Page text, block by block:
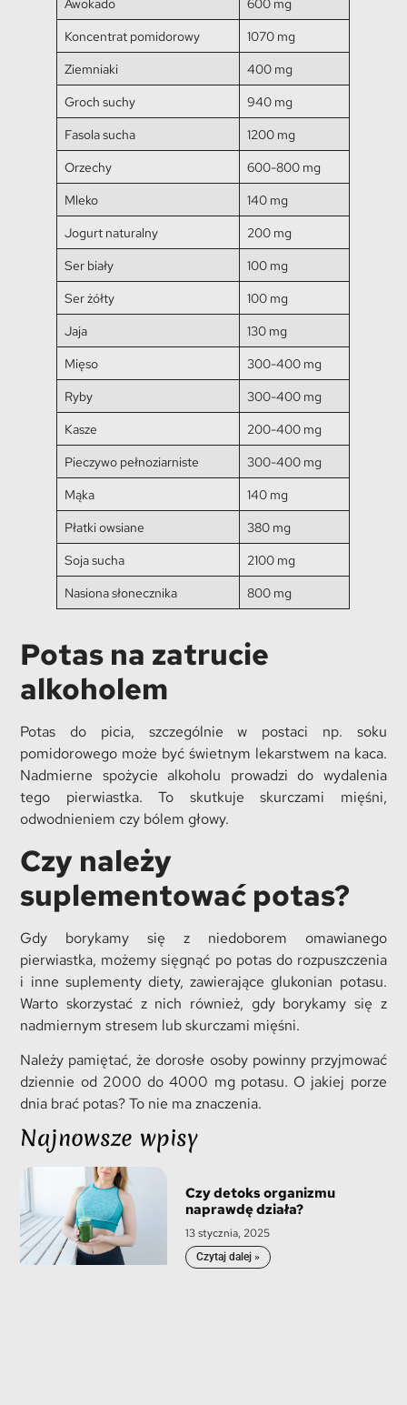
Koncentrat pomidorowy
1070 mg
Ziemniaki
400 mg
Groch suchy
940 mg
Fasola sucha
1200 mg
Orzechy
600-800 mg
Mleko
140 mg
Jogurt naturalny
200 mg
Ser biały
100 mg
Ser żółty
100 mg
Jaja
130 mg
Mięso
300-400 mg
Ryby
300-400 mg
Kasze
200-400 mg
Pieczywo pełnoziarniste
300-400 mg
Mąka
140 mg
Płatki owsiane
380 mg
Soja sucha
2100 mg
Nasiona słonecznika
800 mg
Potas na zatrucie
alkoholem
Potas do picia, szczególnie w postaci np. soku
pomidorowego może być świetnym lekarstwem na kaca.
Nadmierne spożycie alkoholu prowadzi do wydalenia
tego pierwiastka. To skutkuje skurczami mięśni,
odwodnieniem czy bólem głowy.
Czy należy
suplementować potas?
Gdy borykamy się z niedoborem omawianego
pierwiastka, możemy sięgnąć po potas do rozpuszczenia
i inne suplementy diety, zawierające glukonian potasu.
Warto skorzystać z nich również, gdy borykamy się z
nadmiernym stresem lub skurczami mięśni.
Należy pamiętać, że dorosłe osoby powinny przyjmować
dziennie od 2000 do 4000 mg potasu. O jakiej porze
dnia brać potas? To nie ma znaczenia.
Najnowsze wpisy
Czy detoks organizmu
naprawdę działa?
13 stycznia, 2025
Czytaj dalej »